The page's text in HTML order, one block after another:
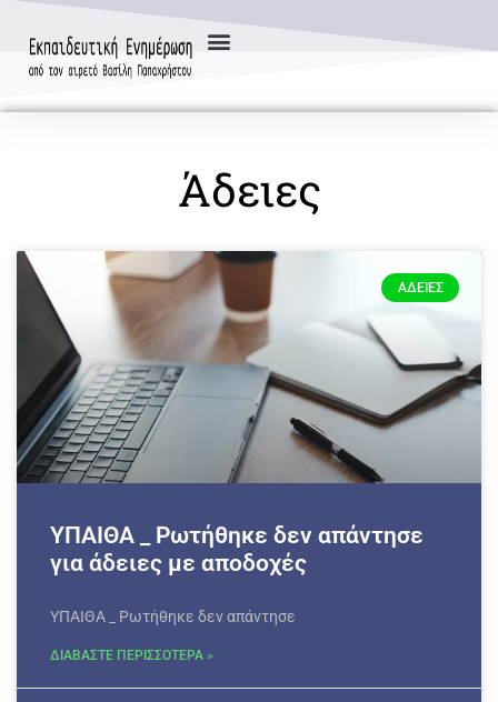
Άδειες
ΆΔΕΙΕΣ
ΥΠΑΙΘΑ _ Ρωτήθηκε δεν απάντησε
για άδειες με αποδοχές
ΥΠΑΙΘΑ _ Ρωτήθηκε δεν απάντησε
ΔΙΑΒΑΣΤΕ ΠΕΡΙΣΣΟΤΕΡΑ »